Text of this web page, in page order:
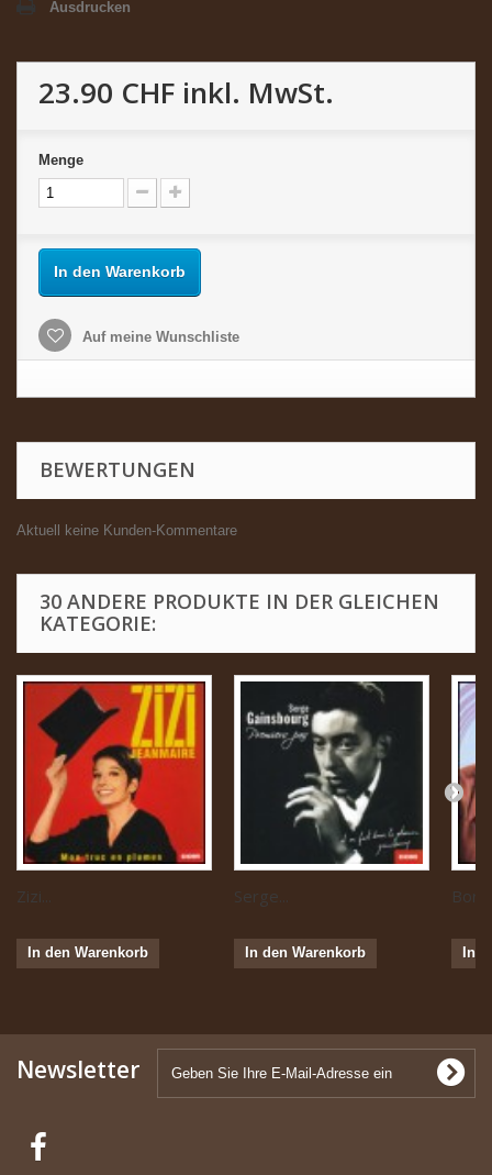
Ausdrucken
23.90 CHF inkl. MwSt.
Menge
In den Warenkorb
Auf meine Wunschliste
BEWERTUNGEN
Aktuell keine Kunden-Kommentare
30 ANDERE PRODUKTE IN DER GLEICHEN
KATEGORIE:
Zizi...
In den Warenkorb
Serge...
In den Warenkorb In
Newsletter